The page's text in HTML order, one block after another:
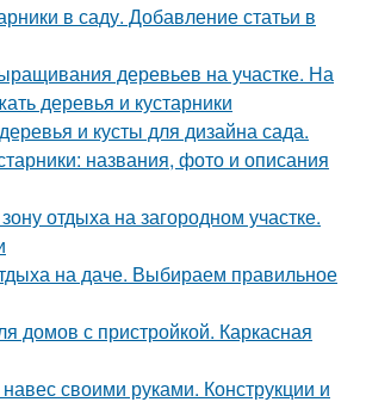
в саду. Добавление статьи в
деревьев на участке. На
деревья и кустарники
и кусты для дизайна сада.
названия, фото и описания
отдыха на загородном участке.
на даче. Выбираем правильное
домов с пристройкой. Каркасная
навес своими руками. Конструкции и